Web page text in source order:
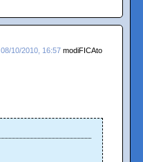
08/10/2010, 16:57 modiFICAto